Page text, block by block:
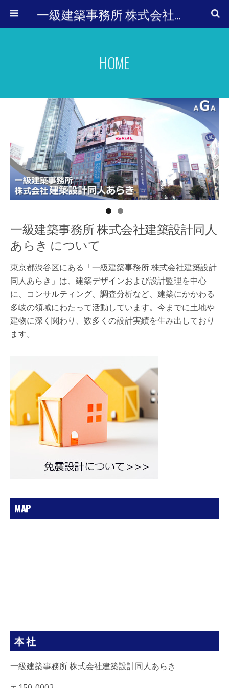
一級建築事務所 株式会社建築設計同人あらき
HOME
一級建築事務所 株式会社建築設計同人
あらき について
東京都渋谷区にある「一級建築事務所 株式会社建築設計
同人あらき」は、建築デザインおよび設計監理を中心
に、コンサルティング、調査分析など、建築にかかわる
多岐の領域にわたって活動しています。今までに土地や
建物に深く関わり、数多くの設計実績を生み出しており
ます。
MAP
本 社
一級建築事務所 株式会社建築設計同人あらき